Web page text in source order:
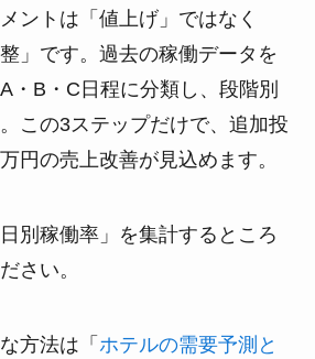
ントは「値上げ」ではなく
」です。過去の稼働データを
・B・C日程に分類し、段階別
この3ステップだけで、追加投
円の売上改善が見込めます。
別稼働率」を集計するところ
さい。
方法は「 ホテルの需要予測と